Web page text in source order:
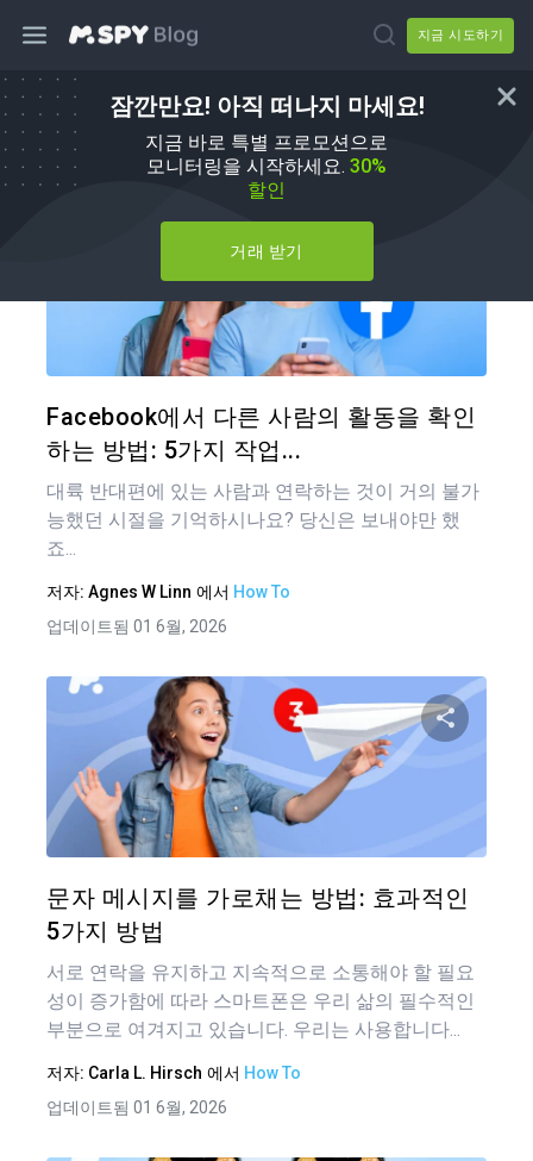
지금 시도하기
잠깐만요! 아직 떠나지 마세요!
지금 바로 특별 프로모션으로
모니터링을 시작하세요. 30%
할인
거래 받기
방법
Facebook에서 다른 사람의 활동을 확인
하는 방법: 5가지 작업...
대륙 반대편에 있는 사람과 연락하는 것이 거의 불가
능했던 시절을 기억하시나요? 당신은 보내야만 했
죠...
저자: Agnes W Linn 에서 How To
업데이트됨 01 6월, 2026
문자 메시지를 가로채는 방법: 효과적인
5가지 방법
서로 연락을 유지하고 지속적으로 소통해야 할 필요
성이 증가함에 따라 스마트폰은 우리 삶의 필수적인
부분으로 여겨지고 있습니다. 우리는 사용합니다...
저자: Carla L. Hirsch 에서 How To
업데이트됨 01 6월, 2026